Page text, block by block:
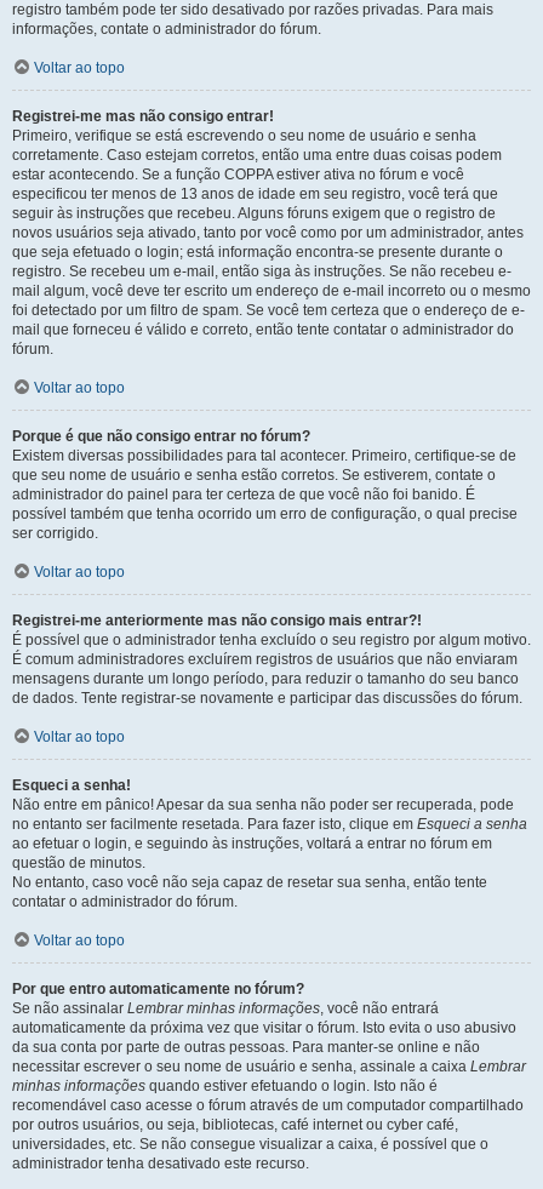
registro também pode ter sido desativado por razões privadas. Para mais
informações, contate o administrador do fórum.
Voltar ao topo
Registrei-me mas não consigo entrar!
Primeiro, verifique se está escrevendo o seu nome de usuário e senha
corretamente. Caso estejam corretos, então uma entre duas coisas podem
estar acontecendo. Se a função COPPA estiver ativa no fórum e você
especificou ter menos de 13 anos de idade em seu registro, você terá que
seguir às instruções que recebeu. Alguns fóruns exigem que o registro de
novos usuários seja ativado, tanto por você como por um administrador, antes
que seja efetuado o login; está informação encontra-se presente durante o
registro. Se recebeu um e-mail, então siga às instruções. Se não recebeu e-
mail algum, você deve ter escrito um endereço de e-mail incorreto ou o mesmo
foi detectado por um filtro de spam. Se você tem certeza que o endereço de e-
mail que forneceu é válido e correto, então tente contatar o administrador do
fórum.
Voltar ao topo
Porque é que não consigo entrar no fórum?
Existem diversas possibilidades para tal acontecer. Primeiro, certifique-se de
que seu nome de usuário e senha estão corretos. Se estiverem, contate o
administrador do painel para ter certeza de que você não foi banido. É
possível também que tenha ocorrido um erro de configuração, o qual precise
ser corrigido.
Voltar ao topo
Registrei-me anteriormente mas não consigo mais entrar?!
É possível que o administrador tenha excluído o seu registro por algum motivo.
É comum administradores excluírem registros de usuários que não enviaram
mensagens durante um longo período, para reduzir o tamanho do seu banco
de dados. Tente registrar-se novamente e participar das discussões do fórum.
Voltar ao topo
Esqueci a senha!
Não entre em pânico! Apesar da sua senha não poder ser recuperada, pode
no entanto ser facilmente resetada. Para fazer isto, clique em Esqueci a senha
ao efetuar o login, e seguindo às instruções, voltará a entrar no fórum em
questão de minutos.
No entanto, caso você não seja capaz de resetar sua senha, então tente
contatar o administrador do fórum.
Voltar ao topo
Por que entro automaticamente no fórum?
Se não assinalar Lembrar minhas informações, você não entrará
automaticamente da próxima vez que visitar o fórum. Isto evita o uso abusivo
da sua conta por parte de outras pessoas. Para manter-se online e não
necessitar escrever o seu nome de usuário e senha, assinale a caixa Lembrar
minhas informações quando estiver efetuando o login. Isto não é
recomendável caso acesse o fórum através de um computador compartilhado
por outros usuários, ou seja, bibliotecas, café internet ou cyber café,
universidades, etc. Se não consegue visualizar a caixa, é possível que o
administrador tenha desativado este recurso.